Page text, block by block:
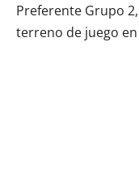
Preferente Grupo
terreno de juego